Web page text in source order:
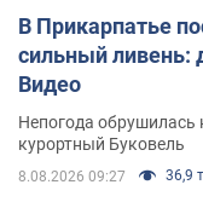
В Прикарпатье
сильный ливень:
Видео
Непогода
курортный Буковель
8.08.2026 09:27 36,9